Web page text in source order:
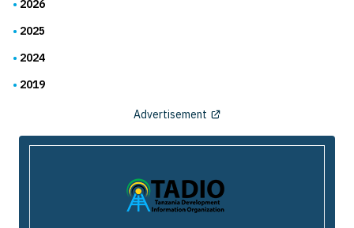
2026
2025
2024
2019
Advertisement